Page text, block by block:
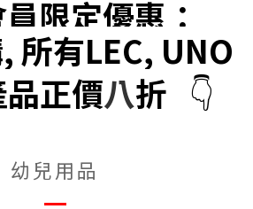
限定優惠：
所有LEC, UNO
品正價八折 👇
幼兒用品